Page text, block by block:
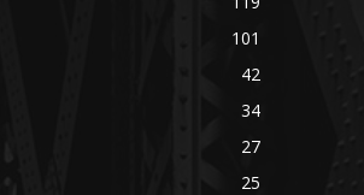
101
42
34
27
25